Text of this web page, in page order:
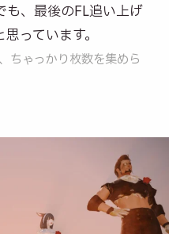
も、最後のFL追い上げ
っています。
ちゃっかり枚数を集めら